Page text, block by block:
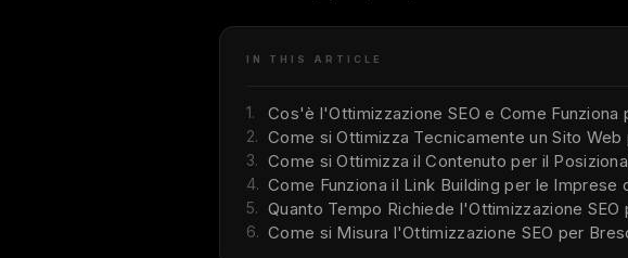
IN THIS ARTICLE
1. Cos'è l'Ottimizzazione SEO e Come Funziona
2. Come si Ottimizza Tecnicamente un Sito Web
3. Come si Ottimizza il Contenuto per il
4. Come Funziona il Link Building per le Imprese
5. Quanto Tempo Richiede l'Ottimizzazione
6. Come si Misura l'Ottimizzazione SEO per